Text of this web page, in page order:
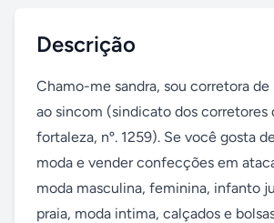
Descrição
Chamo-me sandra, sou corretora
ao sincom (sindicato dos corretores
fortaleza, nº. 1259). Se você gosta
moda e vender confecções em
moda masculina, feminina, infanto
praia, moda intima, calçados e